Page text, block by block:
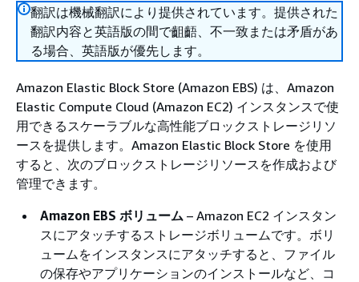
翻訳は機械翻訳により提供されています。提供された
翻訳内容と英語版の間で齟齬、不一致または矛盾があ
る場合、英語版が優先します。
Amazon Elastic Block Store (Amazon EBS) は、Amazon
Elastic Compute Cloud (Amazon EC2) インスタンスで使
用できるスケーラブルな高性能ブロックストレージリソ
ースを提供します。Amazon Elastic Block Store を使用
すると、次のブロックストレージリソースを作成および
管理できます。
Amazon EBS ボリューム – Amazon EC2 インスタン
スにアタッチするストレージボリュームです。ボリ
ュームをインスタンスにアタッチすると、ファイル
の保存やアプリケーションのインストールなど、コ